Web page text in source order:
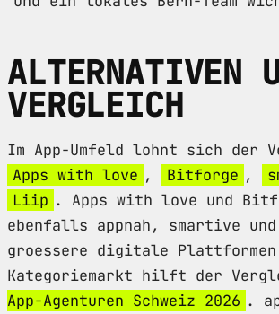
ALTERNATIVEN
VERGLEICH
Im App-Umfeld lohnt sich der
Apps with love , Bitforge ,
Liip . Apps with love und
ebenfalls appnah, smartive
groessere digitale
Kategoriemarkt hilft der
App-Agenturen Schweiz 2026 .